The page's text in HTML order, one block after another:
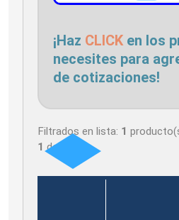
¡Haz CLICK en los
necesites para
de cotizaciones!
Filtrados en lista: 1
1 de